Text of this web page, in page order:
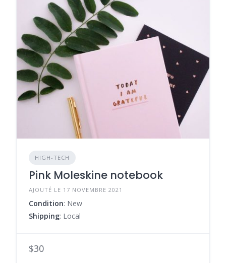
HIGH-TECH
Pink Moleskine notebook
AJOUTÉ LE 17 NOVEMBRE 2021
Condition: New
Shipping: Local
$30